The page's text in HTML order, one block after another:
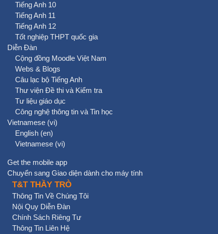
Tiếng Anh 10
Tiếng Anh 11
Tiếng Anh 12
Tốt nghiệp THPT quốc gia
Diễn Đàn
Cộng đồng Moodle Việt Nam
Webs & Blogs
Câu lạc bộ Tiếng Anh
Thư viện Đề thi và Kiểm tra
Tư liệu giáo dục
Công nghệ thông tin và Tin học
Vietnamese ‎(vi)‎
English ‎(en)‎
Vietnamese ‎(vi)‎
Get the mobile app
Chuyển sang Giao diện dành cho máy tính
T&T THẦY TRÒ
Thông Tin Về Chúng Tôi
Nội Quy Diễn Đàn
Chính Sách Riêng Tư
Thông Tin Liên Hệ